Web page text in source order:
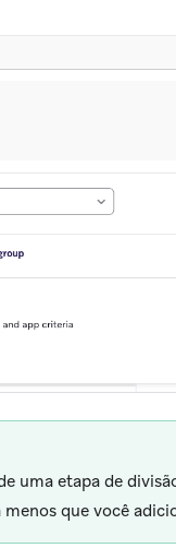
uma etapa de
que você